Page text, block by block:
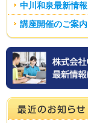
中川和泉最新情報
講座開催のご案内